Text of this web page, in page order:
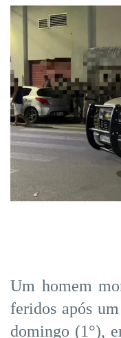
Um homem
feridos após
domingo (1°),